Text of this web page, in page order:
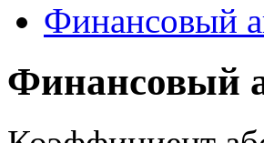
Финансовый
Финансовый